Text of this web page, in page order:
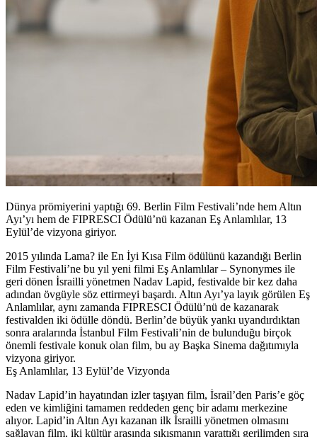
Dünya prömiyerini yaptığı 69. Berlin Film Festivali’nde hem Altın
Ayı’yı hem de FIPRESCI Ödülü’nü kazanan Eş Anlamlılar, 13
Eylül’de vizyona giriyor.
2015 yılında Lama? ile En İyi Kısa Film ödülünü kazandığı Berlin
Film Festivali’ne bu yıl yeni filmi Eş Anlamlılar – Synonymes ile
geri dönen İsrailli yönetmen Nadav Lapid, festivalde bir kez daha
adından övgüyle söz ettirmeyi başardı. Altın Ayı’ya layık görülen Eş
Anlamlılar, aynı zamanda FIPRESCI Ödülü’nü de kazanarak
festivalden iki ödülle döndü. Berlin’de büyük yankı uyandırdıktan
sonra aralarında İstanbul Film Festivali’nin de bulunduğu birçok
önemli festivale konuk olan film, bu ay Başka Sinema dağıtımıyla
vizyona giriyor.
Eş Anlamlılar, 13 Eylül’de Vizyonda
Nadav Lapid’in hayatından izler taşıyan film, İsrail’den Paris’e göç
eden ve kimliğini tamamen reddeden genç bir adamı merkezine
alıyor. Lapid’in Altın Ayı kazanan ilk İsrailli yönetmen olmasını
sağlayan film, iki kültür arasında sıkışmanın yarattığı gerilimden sıra